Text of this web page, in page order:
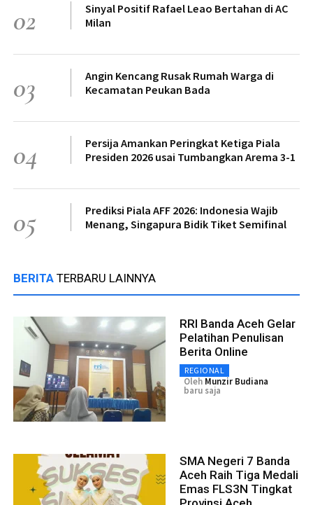
02
Sinyal Positif Rafael Leao Bertahan di AC
Milan
03
Angin Kencang Rusak Rumah Warga di
Kecamatan Peukan Bada
04
Persija Amankan Peringkat Ketiga Piala
Presiden 2026 usai Tumbangkan Arema 3-1
05
Prediksi Piala AFF 2026: Indonesia Wajib
Menang, Singapura Bidik Tiket Semifinal
BERITA TERBARU LAINNYA
RRI Banda Aceh Gelar
Pelatihan Penulisan
Berita Online
REGIONAL
Oleh Munzir Budiana
baru saja
SMA Negeri 7 Banda
Aceh Raih Tiga Medali
Emas FLS3N Tingkat